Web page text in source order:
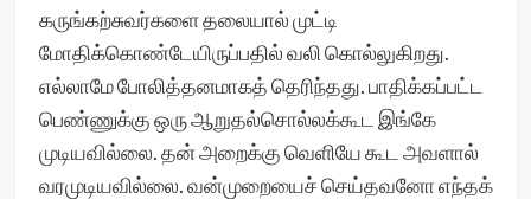
கருங்கற்சுவர்களை தலையால் முட்டி
மோதிக்கொண்டேயிருப்பதில் வலி கொல்லுகிறது.
எல்லாமே போலித்தனமாகத் தெரிந்தது. பாதிக்கப்பட்ட
பெண்ணுக்கு ஒரு ஆறுதல்சொல்லக்கூட இங்கே
முடியவில்லை. தன் அறைக்கு வெளியே கூட அவளால்
வரமுடியவில்லை. வன்முறையைச் செய்தவனோ எந்தக்